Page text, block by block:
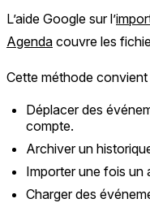
L’aide Google sur l’
Agenda couvre les
Cette méthode convient
Déplacer des
compte.
Archiver un
Importer une fois un
Charger des